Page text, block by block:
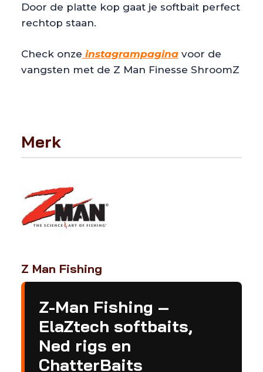
Door de platte kop gaat je softbait perfect
rechtop staan.
Check onze instagrampagina voor de
vangsten met de Z Man Finesse ShroomZ
Merk
Z Man Fishing
Z-Man Fishing –
ElaZtech softbaits,
Ned rigs en
ChatterBaits